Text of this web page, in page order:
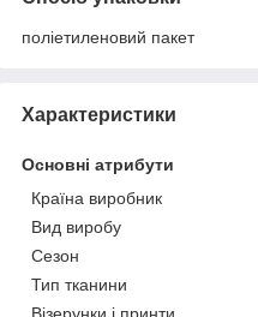
поліетиленовий пакет
Характеристики
Основні атрибути
Країна виробник
Вид виробу
Сезон
Тип тканини
Візерунки і принти